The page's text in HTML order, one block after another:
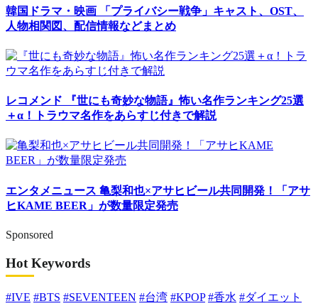
韓国ドラマ・映画 「プライバシー戦争」キャスト、OST、
人物相関図、配信情報などまとめ
レコメンド 『世にも奇妙な物語』怖い名作ランキング25選
＋α！トラウマ名作をあらすじ付きで解説
エンタメニュース 亀梨和也×アサヒビール共同開発！「アサ
ヒKAME BEER」が数量限定発売
Sponsored
Hot Keywords
#IVE #BTS #SEVENTEEN #台湾 #KPOP #香水 #ダイエット